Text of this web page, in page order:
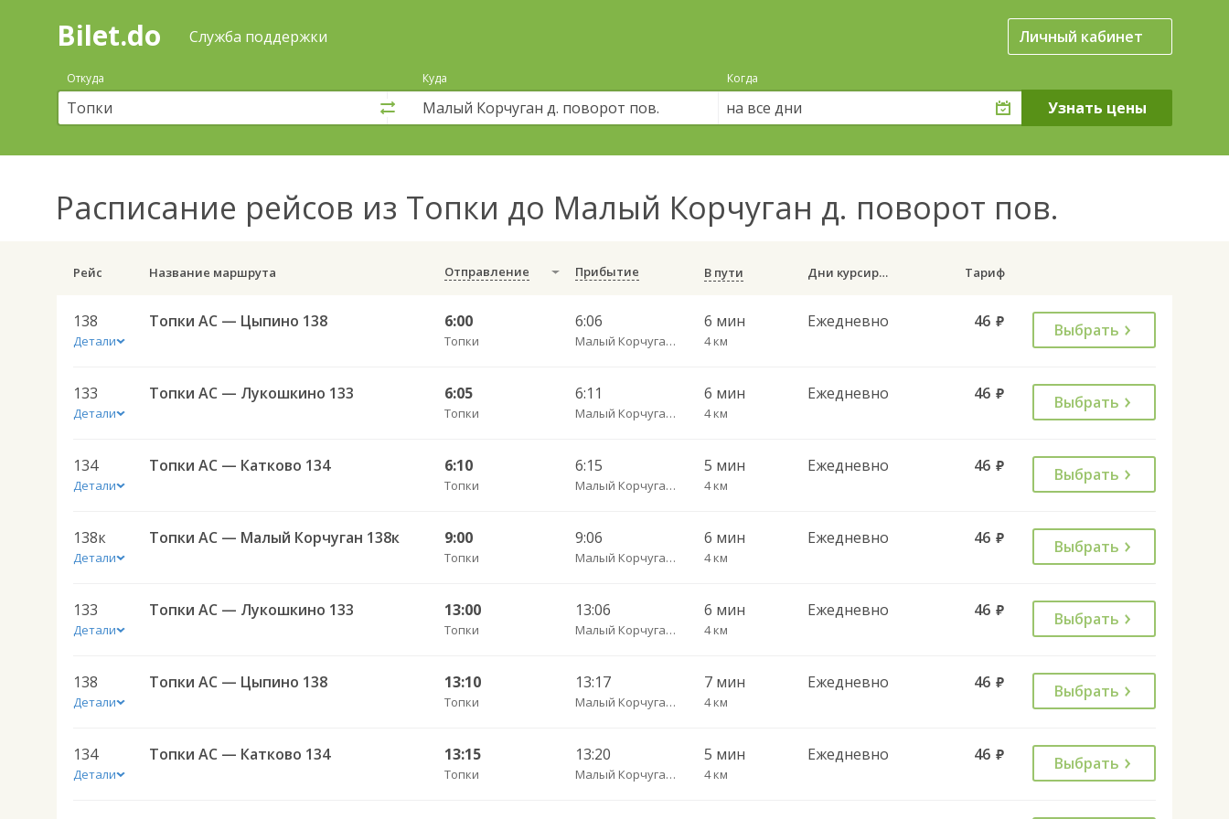
Поиск
покупка
билетов
автобус
онлайн
Bilet.do Служба поддержки Личный кабинет
Откуда Куда Когда
на все дни
Расписание рейсов из Топки до Малый Корчуган д. поворот пов.
Рейс Название маршрута Отправление Прибытие В пути Дни курсирования Тариф
138
Детали
Топки АС — Цыпино 138 6:00
Топки
6:06
Малый Корчуган д. поворот пов.
6 мин
4 км
Ежедневно 46 руб. Выбрать
133
Детали
Топки АС — Лукошкино 133 6:05
Топки
6:11
Малый Корчуган д. поворот пов.
6 мин
4 км
Ежедневно 46 руб. Выбрать
134
Детали
Топки АС — Катково 134 6:10
Топки
6:15
Малый Корчуган д. поворот пов.
5 мин
4 км
Ежедневно 46 руб. Выбрать
138к
Детали
Топки АС — Малый Корчуган 138к 9:00
Топки
9:06
Малый Корчуган д. поворот пов.
6 мин
4 км
Ежедневно 46 руб. Выбрать
133
Детали
Топки АС — Лукошкино 133 13:00
Топки
13:06
Малый Корчуган д. поворот пов.
6 мин
4 км
Ежедневно 46 руб. Выбрать
138
Детали
Топки АС — Цыпино 138 13:10
Топки
13:17
Малый Корчуган д. поворот пов.
7 мин
4 км
Ежедневно 46 руб. Выбрать
134
Детали
Топки АС — Катково 134 13:15
Топки
13:20
Малый Корчуган д. поворот пов.
5 мин
4 км
Ежедневно 46 руб. Выбрать